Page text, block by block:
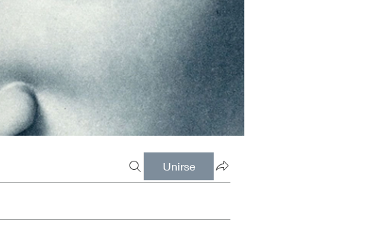
Unirse